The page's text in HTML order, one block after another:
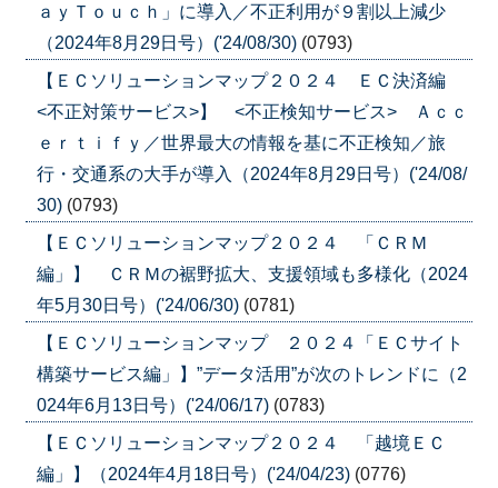
ａｙＴｏｕｃｈ」に導入／不正利用が９割以上減少
（2024年8月29日号）('24/08/30) (0793)
【ＥＣソリューションマップ２０２４ ＥＣ決済編
<不正対策サービス>】 <不正検知サービス> Ａｃｃ
ｅｒｔｉｆｙ／世界最大の情報を基に不正検知／旅
行・交通系の大手が導入（2024年8月29日号）('24/08/
30) (0793)
【ＥＣソリューションマップ２０２４ 「ＣＲＭ
編」】 ＣＲＭの裾野拡大、支援領域も多様化（2024
年5月30日号）('24/06/30) (0781)
【ＥＣソリューションマップ ２０２４「ＥＣサイト
構築サービス編」】”データ活用”が次のトレンドに（2
024年6月13日号）('24/06/17) (0783)
【ＥＣソリューションマップ２０２４ 「越境ＥＣ
編」】（2024年4月18日号）('24/04/23) (0776)